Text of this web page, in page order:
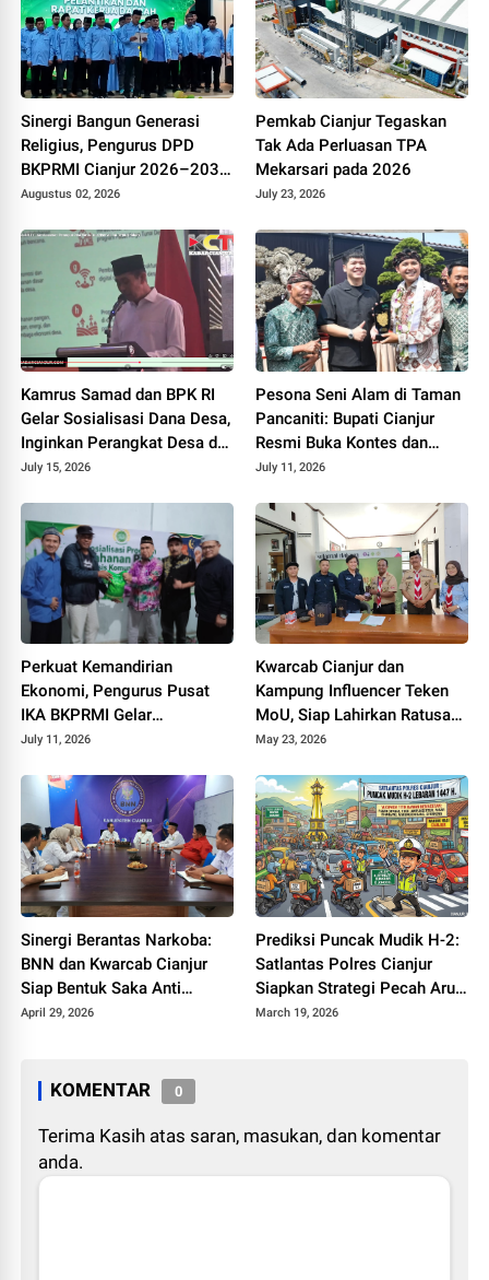
Sinergi Bangun Generasi
Religius, Pengurus DPD
BKPRMI Cianjur 2026–2031
Resmi Dilantik di Mapolres
Augustus 02, 2026
Pemkab Cianjur Tegaskan
Tak Ada Perluasan TPA
Mekarsari pada 2026
July 23, 2026
Kamrus Samad dan BPK RI
Gelar Sosialisasi Dana Desa,
Inginkan Perangkat Desa di
Cianjur Tidur Nyenyak Tanpa
July 15, 2026
Pesona Seni Alam di Taman
Pancaniti: Bupati Cianjur
Resmi Buka Kontes dan
Pameran Bonsai dan Suiseki
July 11, 2026
Perkuat Kemandirian
Ekonomi, Pengurus Pusat
IKA BKPRMI Gelar
Sosialisasi Ketahanan
July 11, 2026
Kwarcab Cianjur dan
Kampung Influencer Teken
MoU, Siap Lahirkan Ratusan
Kreator Konten Edukatif
May 23, 2026
Sinergi Berantas Narkoba:
BNN dan Kwarcab Cianjur
Siap Bentuk Saka Anti
Narkotika
April 29, 2026
Prediksi Puncak Mudik H-2:
Satlantas Polres Cianjur
Siapkan Strategi Pecah Arus
ke Jalur Alternatif
March 19, 2026
KOMENTAR 0
Terima Kasih atas saran, masukan, dan komentar
anda.